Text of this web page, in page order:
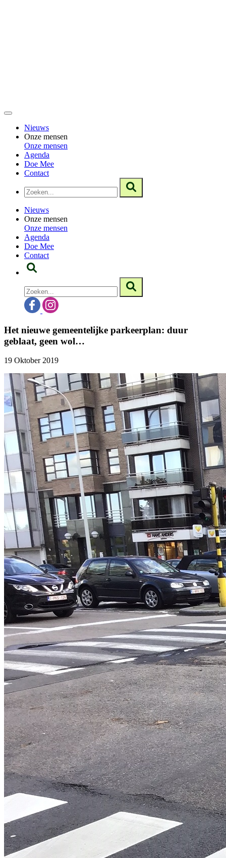
Nieuws
Onze mensen
Onze mensen
Agenda
Doe Mee
Contact
Nieuws
Onze mensen
Onze mensen
Agenda
Doe Mee
Contact
Het nieuwe gemeentelijke parkeerplan: duur
geblaat, geen wol…
19 Oktober 2019